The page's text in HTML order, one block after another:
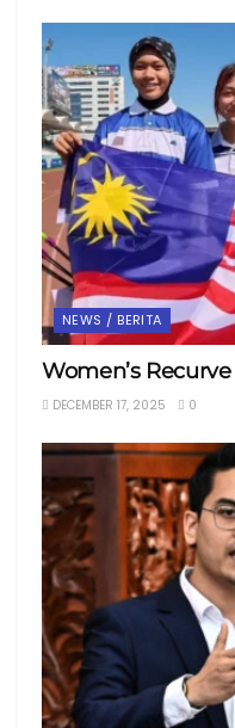
NEWS / BERITA
Women’s
DECEMBER 17, 2025 0